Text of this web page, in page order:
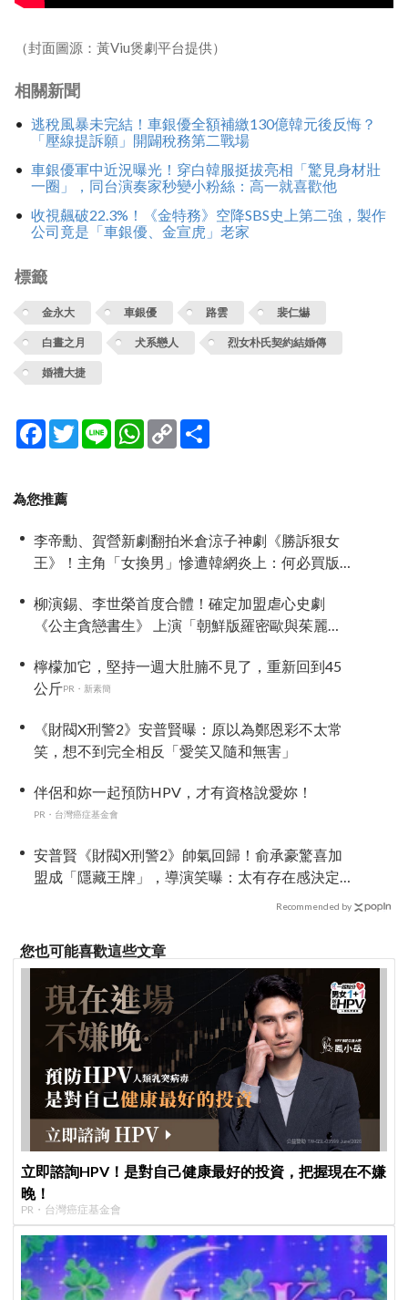
（封面圖源：黃Viu煲劇平台提供）
相關新聞
逃稅風暴未完結！車銀優全額補繳130億韓元後反悔？
「壓線提訴願」開闢稅務第二戰場
車銀優軍中近況曝光！穿白韓服挺拔亮相「驚見身材壯
一圈」，同台演奏家秒變小粉絲：高一就喜歡他
收視飆破22.3%！《金特務》空降SBS史上第二強，製作
公司竟是「車銀優、金宣虎」老家
標籤
金永大 車銀優 路雲 裴仁爀
白晝之月 犬系戀人 烈女朴氏契約結婚傳
婚禮大捷
Facebook
TwitterLine WhatsApp
Copy
Link
為您推薦
李帝勳、賀營新劇翻拍米倉涼子神劇《勝訴狠女
王》！主角「女換男」慘遭韓網炎上：何必買版
柳演錫、李世榮首度合體！確定加盟虐心史劇
《公主貪戀書生》 上演「朝鮮版羅密歐與茱麗
檸檬加它，堅持一週大肚腩不見了，重新回到45
公斤PR・新素簡
《財閥X刑警2》安普賢曝：原以為鄭恩彩不太常
笑，想不到完全相反「愛笑又隨和無害」
伴侶和妳一起預防HPV，才有資格說愛妳！
PR・台灣癌症基金會
安普賢《財閥X刑警2》帥氣回歸！俞承豪驚喜加
盟成「隱藏王牌」，導演笑曝：太有存在感決定
Recommended by
您也可能喜歡這些文章
立即諮詢HPV！是對自己健康最好的投資，把握現在不嫌
晚！
PR・台灣癌症基金會